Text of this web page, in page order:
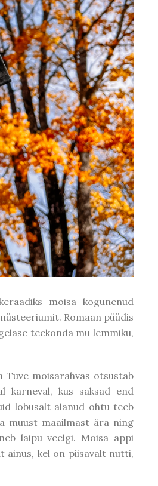
mõisa kogunenud
Romaan püüdis
teekonda mu lemmiku,
Tuve mõisarahvas otsustab
karneval, kus saksad end
lõbusalt alanud õhtu teeb
muust maailmast ära ning
laipu veelgi. Mõisa appi
ainus, kel on piisavalt nutti,